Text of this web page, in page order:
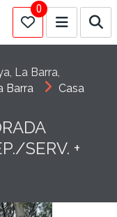
0
La Barra,
Barra
Casa
SERV. +